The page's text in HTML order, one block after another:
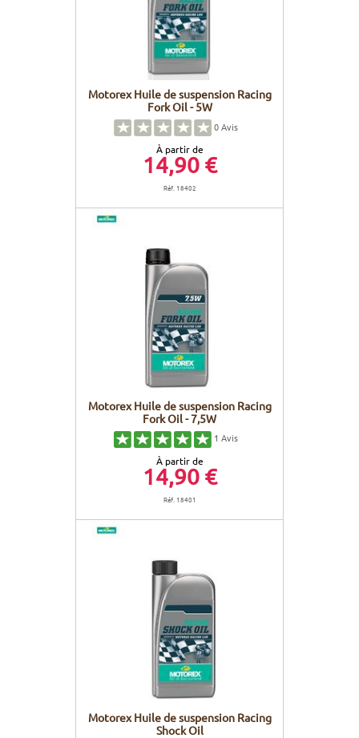
Motorex Huile de suspension Racing
Fork Oil - 5W
0Avis
À partir de
14,90 €
Réf. 18402
Motorex Huile de suspension Racing
Fork Oil - 7,5W
1 Avis
À partir de
14,90 €
Réf. 18401
Motorex Huile de suspension Racing
Shock Oil